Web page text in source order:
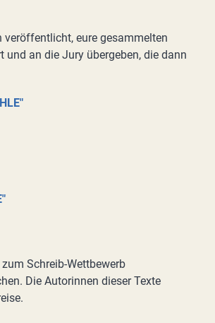
veröffentlicht, eure gesammelten
und an die Jury übergeben, die dann
Schreib-Wettbewerb
Die Autorinnen dieser Texte